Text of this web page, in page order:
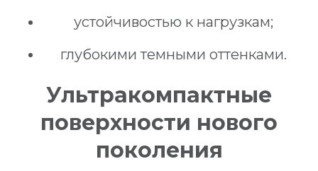
устойчивостью к нагрузкам;
глубокими темными оттенками.
Ультракомпактные
поверхности нового
поколения